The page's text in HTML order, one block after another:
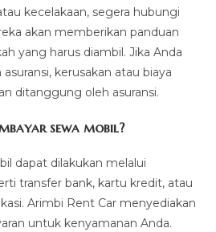
kecelakaan, segera hubungi
akan memberikan panduan
yang harus diambil. Jika Anda
kerusakan atau biaya
ditanggung oleh asuransi.
sewa mobil?
dapat dilakukan melalui
transfer bank, kartu kredit, atau
Arimbi Rent Car menyediakan
untuk kenyamanan Anda.